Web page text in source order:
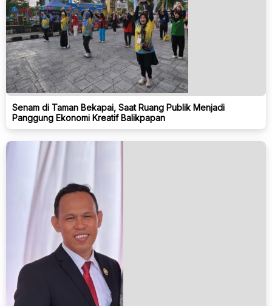
Senam di Taman Bekapai, Saat Ruang Publik Menjadi
Panggung Ekonomi Kreatif Balikpapan